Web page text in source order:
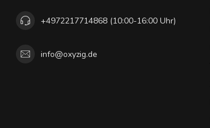
+4972217714868 (10:00-16:00 Uhr)
info@oxyzig.de